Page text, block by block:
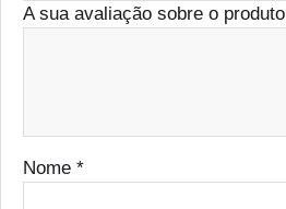
A sua avaliação sobre o produto
Nome *